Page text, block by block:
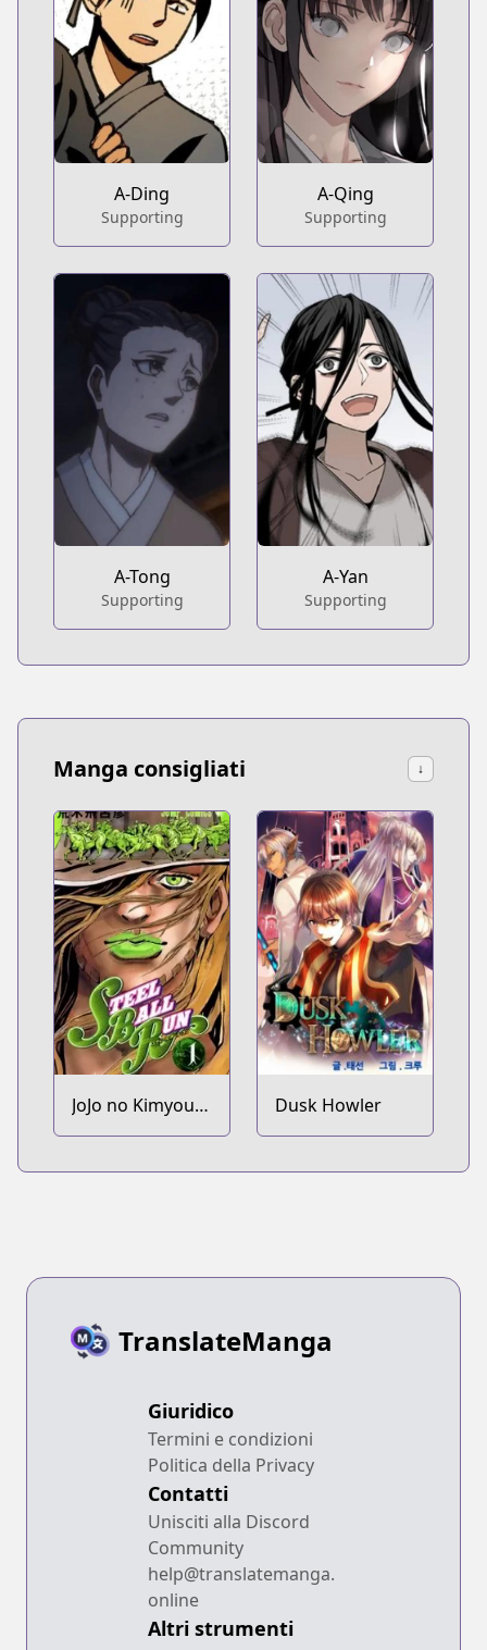
A-Ding
Supporting
A-Qing
Supporting
A-Tong
Supporting
A-Yan
Supporting
Manga consigliati ↓
JoJo no Kimyou
na Bouken Part
Dusk Howler
TranslateManga
Giuridico
Termini e condizioni
Politica della Privacy
Contatti
Unisciti alla Discord
Community
help@translatemanga.
online
Altri strumenti